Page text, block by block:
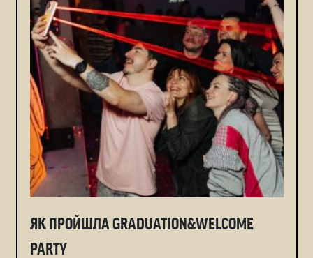
ЯК ПРОЙШЛА GRADUATION&WELCOME
PARTY